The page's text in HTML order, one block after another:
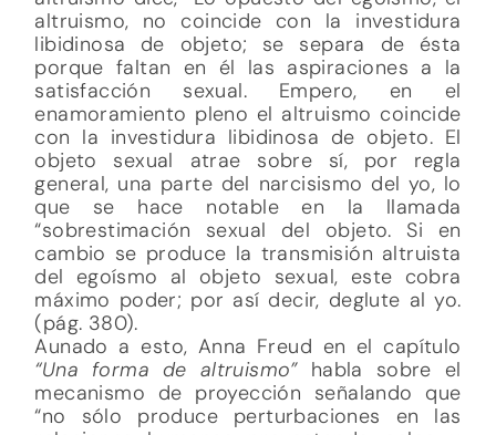
altruismo, no coincide con la investidura
libidinosa de objeto; se separa de ésta
porque faltan en él las aspiraciones a la
satisfacción sexual. Empero, en el
enamoramiento pleno el altruismo coincide
con la investidura libidinosa de objeto. El
objeto sexual atrae sobre sí, por regla
general, una parte del narcisismo del yo, lo
que se hace notable en la llamada
“sobrestimación sexual del objeto. Si en
cambio se produce la transmisión altruista
del egoísmo al objeto sexual, este cobra
máximo poder; por así decir, deglute al yo.
(pág. 380).
Aunado a esto, Anna Freud en el capítulo
“Una forma de altruismo” habla sobre el
mecanismo de proyección señalando que
“no sólo produce perturbaciones en las